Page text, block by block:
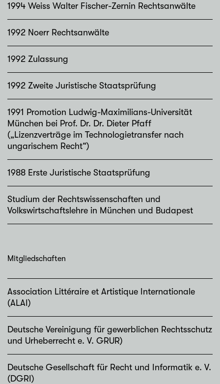
1994 Weiss Walter Fischer-Zernin Rechtsanwälte
1992 Noerr Rechtsanwälte
1992 Zulassung
1992 Zweite Juristische Staatsprüfung
1991 Promotion Ludwig-Maximilians-Universität
München bei Prof. Dr. Dr. Dieter Pfaff
(„Lizenzverträge im Technologietransfer nach
ungarischem Recht“)
1988 Erste Juristische Staatsprüfung
Studium der Rechtswissenschaften und
Volkswirtschaftslehre in München und Budapest
Mitgliedschaften
Association Littéraire et Artistique Internationale
(ALAI)
Deutsche Vereinigung für gewerblichen Rechtsschutz
und Urheberrecht e. V. GRUR)
Deutsche Gesellschaft für Recht und Informatik e. V.
(DGRI)